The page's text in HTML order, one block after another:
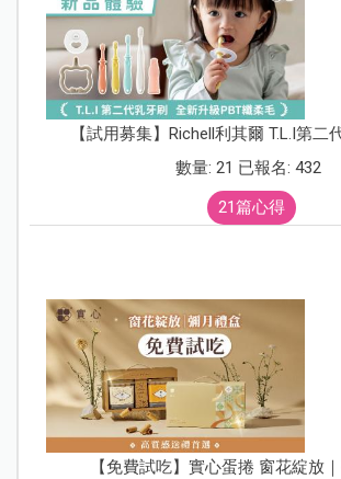
【試用募集】Richell利其爾 T.L.I第二
數量: 21 已報名: 432
21篇心得
【免費試吃】實心蛋捲 窗花綻放